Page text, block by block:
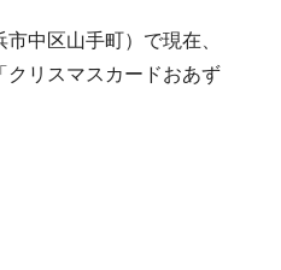
中区山手町）で現在、
リスマスカードおあず